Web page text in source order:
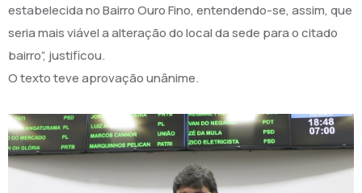
estabelecida no Bairro Ouro Fino, entendendo-se, assim, que
seria mais viável a alteração do local da sede para o citado
bairro”, justificou.
O texto teve aprovação unânime.